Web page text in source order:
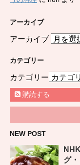
アーカイブ
アーカイブ
カテゴリー
カテゴリー
購読する
NEW POST
グ